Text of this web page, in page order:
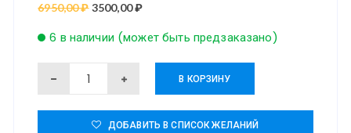
6950,00₽ Первоначальная
составляла
3500,00₽Текущая
3500,00 ₽.
6 в наличии (может быть предзаказано)
Количество
358624
В КОРЗИНУ
ДОБАВИТЬ В СПИСОК ЖЕЛАНИЙ